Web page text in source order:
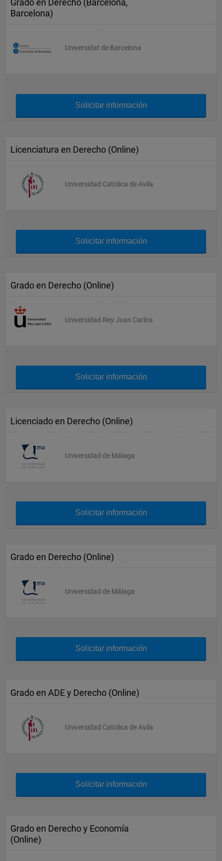
Grado en Derecho (Barcelona,
Barcelona)
Universidat de Barcelona
Solicitar información
Licenciatura en Derecho (Online)
Universidad Catolica de Avila
Solicitar información
Grado en Derecho (Online)
Universidad Rey Juan Carlos
Solicitar información
Licenciado en Derecho (Online)
Universidad de Málaga
Solicitar información
Grado en Derecho (Online)
Universidad de Málaga
Solicitar información
Grado en ADE y Derecho (Online)
Universidad Catolica de Avila
Solicitar información
Grado en Derecho y Economía
(Online)